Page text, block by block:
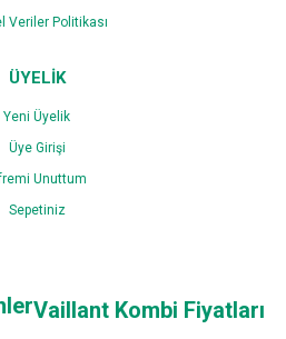
Veriler Politikası
ÜYELİK
Yeni Üyelik
Üye Girişi
Unuttum
Sepetiniz
Vaillant Kombi Fiyatları